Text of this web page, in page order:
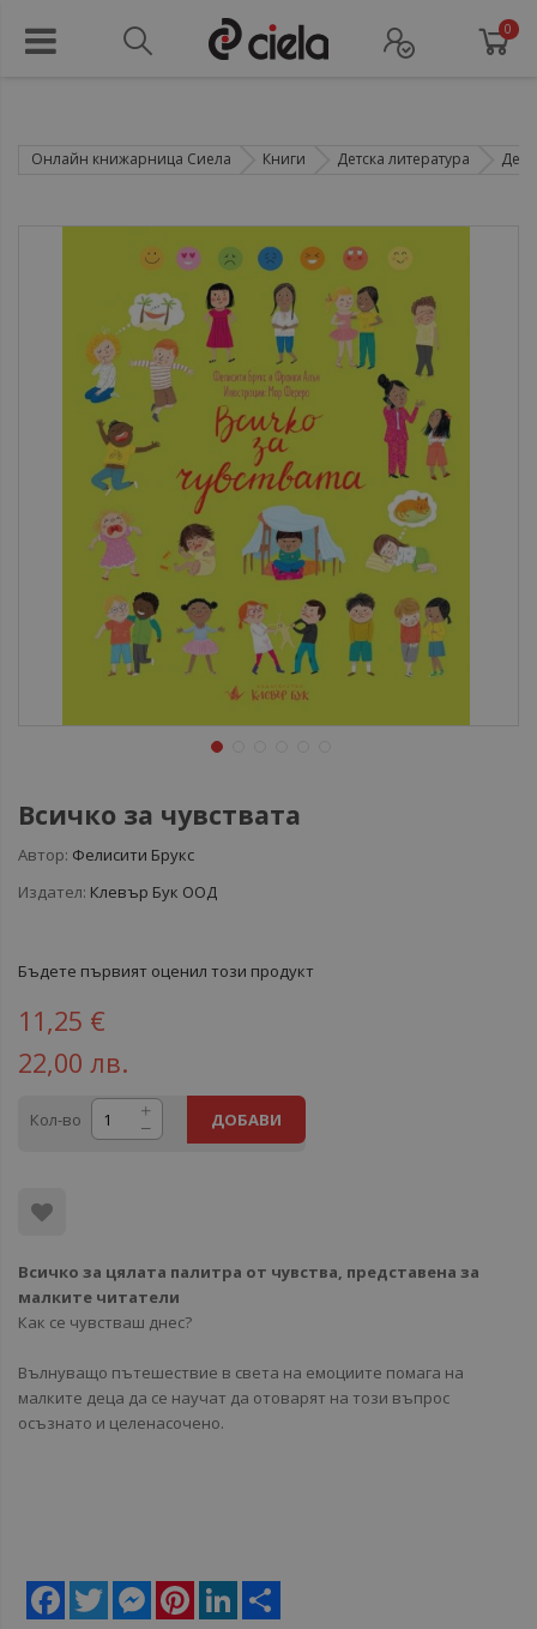
0
Онлайн книжарница Сиела Книги Детска литература
Всичко за чувствата
Автор: Фелисити Брукс
Издател: Клевър Бук ООД
Бъдете първият оценил този продукт
11,25 €
22,00 лв.
Кол-во ДОБАВИ
Всичко за цялата палитра от чувства, представена за
малките читатели
Как се чувстваш днес?
Вълнуващо пътешествие в света на емоциите помага на
малките деца да се научат да отоварят на този въпрос
осъзнато и целенасочено.
Facebook
Twitter MessengerPinterestLinkedIn